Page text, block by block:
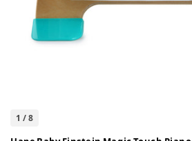
1 /8